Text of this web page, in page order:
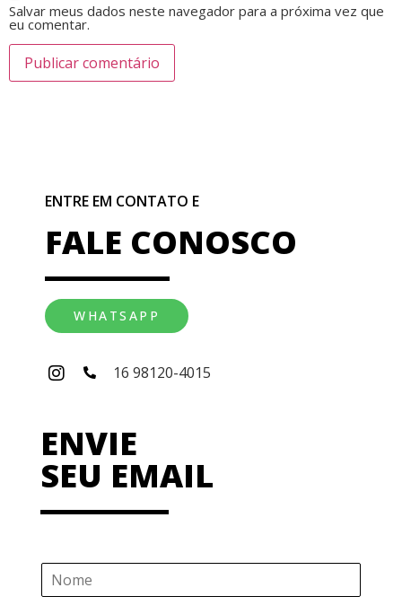
Salvar meus dados neste navegador para a próxima vez que
eu comentar.
ENTRE EM CONTATO E
FALE CONOSCO
WHATSAPP
16 98120-4015
ENVIE
SEU EMAIL
N